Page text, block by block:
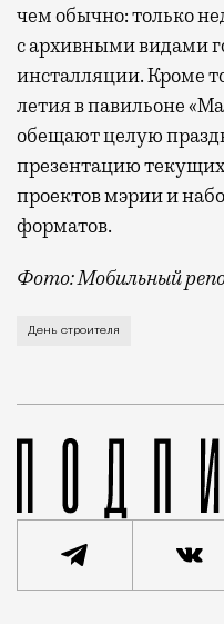
чем обычно: только
с архивными видами
инсталляции. Кроме
летия в павильоне
обещают целую
презентацию
проектов мэрии и
форматов.
Фото: Мобильный
Это каска в
День строителя